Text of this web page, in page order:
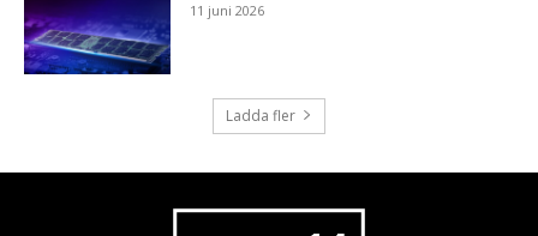
11 juni 2026
Ladda fler